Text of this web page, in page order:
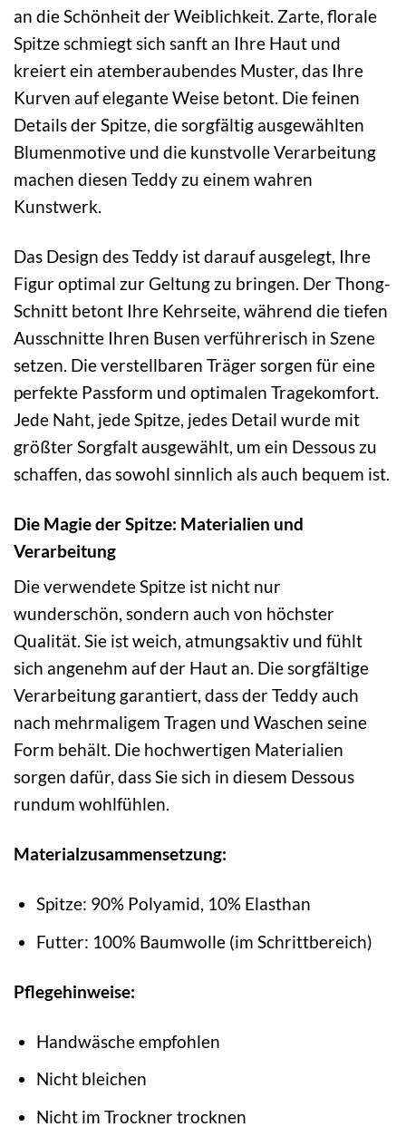
an die Schönheit der Weiblichkeit. Zarte, florale
Spitze schmiegt sich sanft an Ihre Haut und
kreiert ein atemberaubendes Muster, das Ihre
Kurven auf elegante Weise betont. Die feinen
Details der Spitze, die sorgfältig ausgewählten
Blumenmotive und die kunstvolle Verarbeitung
machen diesen Teddy zu einem wahren
Kunstwerk.
Das Design des Teddy ist darauf ausgelegt, Ihre
Figur optimal zur Geltung zu bringen. Der Thong-
Schnitt betont Ihre Kehrseite, während die tiefen
Ausschnitte Ihren Busen verführerisch in Szene
setzen. Die verstellbaren Träger sorgen für eine
perfekte Passform und optimalen Tragekomfort.
Jede Naht, jede Spitze, jedes Detail wurde mit
größter Sorgfalt ausgewählt, um ein Dessous zu
schaffen, das sowohl sinnlich als auch bequem ist.
Die Magie der Spitze: Materialien und
Verarbeitung
Die verwendete Spitze ist nicht nur
wunderschön, sondern auch von höchster
Qualität. Sie ist weich, atmungsaktiv und fühlt
sich angenehm auf der Haut an. Die sorgfältige
Verarbeitung garantiert, dass der Teddy auch
nach mehrmaligem Tragen und Waschen seine
Form behält. Die hochwertigen Materialien
sorgen dafür, dass Sie sich in diesem Dessous
rundum wohlfühlen.
Materialzusammensetzung:
Spitze: 90% Polyamid, 10% Elasthan
Futter: 100% Baumwolle (im Schrittbereich)
Pflegehinweise:
Handwäsche empfohlen
Nicht bleichen
Nicht im Trockner trocknen